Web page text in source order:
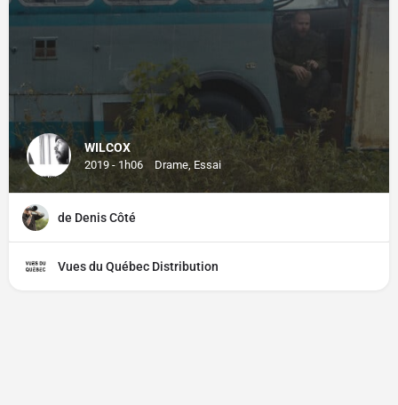
WILCOX
2019 - 1h06 Drame, Essai
de Denis Côté
Vues du Québec Distribution